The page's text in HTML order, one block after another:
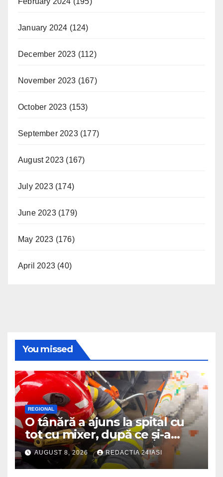
January 2024 (124)
December 2023 (112)
November 2023 (167)
October 2023 (153)
September 2023(177)
August 2023 (167)
July 2023(174)
June 2023(179)
May 2023 (176)
April 2023 (40)
You missed
REGIONAL
O tânără a ajuns la spital cu
tot cu mixer, după ce și-a
prins degetul în aparat
AUGUST 8, 2026 REDACTIA 24IASI